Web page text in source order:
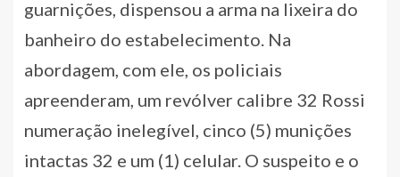
guarnições, dispensou a arma na lixeira do
banheiro do estabelecimento. Na
abordagem, com ele, os policiais
apreenderam, um revólver calibre 32 Rossi
numeração inelegível, cinco (5) munições
intactas 32 e um (1) celular. O suspeito e o